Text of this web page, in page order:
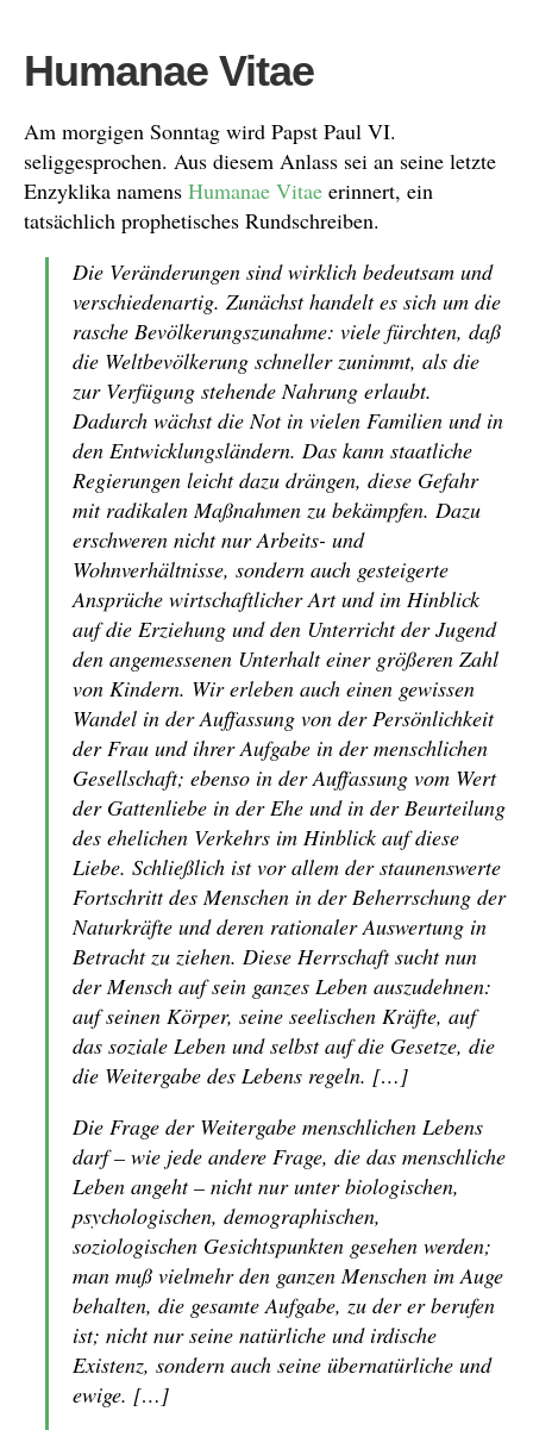
Humanae Vitae
Am morgigen Sonntag wird Papst Paul VI.
seliggesprochen. Aus diesem Anlass sei an seine letzte
Enzyklika namens Humanae Vitae erinnert, ein
tatsächlich prophetisches Rundschreiben.
Die Veränderungen sind wirklich bedeutsam und
verschiedenartig. Zunächst handelt es sich um die
rasche Bevölkerungszunahme: viele fürchten, daß
die Weltbevölkerung schneller zunimmt, als die
zur Verfügung stehende Nahrung erlaubt.
Dadurch wächst die Not in vielen Familien und in
den Entwicklungsländern. Das kann staatliche
Regierungen leicht dazu drängen, diese Gefahr
mit radikalen Maßnahmen zu bekämpfen. Dazu
erschweren nicht nur Arbeits- und
Wohnverhältnisse, sondern auch gesteigerte
Ansprüche wirtschaftlicher Art und im Hinblick
auf die Erziehung und den Unterricht der Jugend
den angemessenen Unterhalt einer größeren Zahl
von Kindern. Wir erleben auch einen gewissen
Wandel in der Auffassung von der Persönlichkeit
der Frau und ihrer Aufgabe in der menschlichen
Gesellschaft; ebenso in der Auffassung vom Wert
der Gattenliebe in der Ehe und in der Beurteilung
des ehelichen Verkehrs im Hinblick auf diese
Liebe. Schließlich ist vor allem der staunenswerte
Fortschritt des Menschen in der Beherrschung der
Naturkräfte und deren rationaler Auswertung in
Betracht zu ziehen. Diese Herrschaft sucht nun
der Mensch auf sein ganzes Leben auszudehnen:
auf seinen Körper, seine seelischen Kräfte, auf
das soziale Leben und selbst auf die Gesetze, die
die Weitergabe des Lebens regeln. […]
Die Frage der Weitergabe menschlichen Lebens
darf – wie jede andere Frage, die das menschliche
Leben angeht – nicht nur unter biologischen,
psychologischen, demographischen,
soziologischen Gesichtspunkten gesehen werden;
man muß vielmehr den ganzen Menschen im Auge
behalten, die gesamte Aufgabe, zu der er berufen
ist; nicht nur seine natürliche und irdische
Existenz, sondern auch seine übernatürliche und
ewige. […]